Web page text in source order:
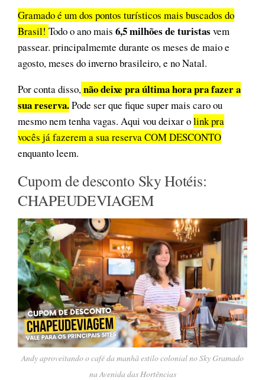
Gramado é um dos pontos turísticos mais buscados do
Brasil! Todo o ano mais 6,5 milhões de turistas vem
passear. principalmemte durante os meses de maio e
agosto, meses do inverno brasileiro, e no Natal.
Por conta disso,não deixe pra última hora pra fazer a
sua reserva.Pode ser que fique super mais caro ou
mesmo nem tenha vagas. Aqui vou deixar olink pra
vocês já fazerem a sua reserva COM DESCONTO
enquanto leem.
Cupom de desconto Sky Hotéis:
CHAPEUDEVIAGEM
Andy aproveitando o café da manhã estilo colonial no Sky Gramado
na Avenida das Hortências